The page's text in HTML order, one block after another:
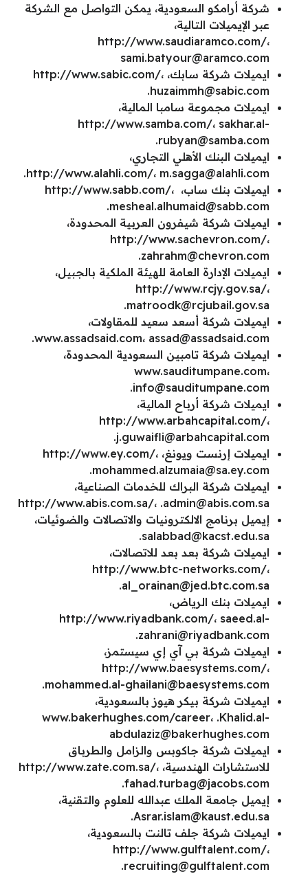
شركة أرامكو السعودية، يمكن التواصل مع الشركة
عبر الإيميلات التالية،
http://www.saudiaramco.com/،
sami.batyour@aramco.com
ايميلات شركة سابك، http://www.sabic.com/،
huzaimmh@sabic.com
.
ايميلات مجموعة سامبا المالية،
http://www.samba.com/، sakhar.al-
rubyan@samba.com
.
ايميلات البنك الأهلي التجاري،
http://www.alahli.com/، m.sagga@alahli.com
.
ايميلات بنك ساب، http://www.sabb.com/،
mesheal.alhumaid@sabb.com
.
ايميلات شركة شيفرون العربية المحدودة،
http://www.sachevron.com/،
zahrahm@chevron.com
.
ايميلات الإدارة العامة للهيئة الملكية بالجبيل،
http://www.rcjy.gov.sa/،
matroodk@rcjubail.gov.sa
.
ايميلات شركة أسعد سعيد للمقاولات،
www.assadsaid.com، assad@assadsaid.com
.
ايميلات شركة تامبين السعودية المحدودة،
www.sauditumpane.com،
info@sauditumpane.com
.
ايميلات شركة أرباح المالية،
http://www.arbahcapital.com/،
j.guwaifli@arbahcapital.com
.
ايميلات إرنست ويونغ، http://www.ey.com/،
mohammed.alzumaia@sa.ey.com
.
ايميلات شركة البراك للخدمات الصناعية،
http://www.abis.com.sa/، .admin@abis.com.sa
إيميل برنامج الالكترونيات والاتصالات والضوئيات،
salabbad@kacst.edu.sa
.
ايميلات شركة بعد بعد للاتصالات،
http://www.btc-networks.com/،
al_orainan@jed.btc.com.sa
.
ايميلات بنك الرياض،
http://www.riyadbank.com/، saeed.al-
zahrani@riyadbank.com
.
ايميلات شركة بي آي إي سيستمز،
http://www.baesystems.com/،
.mohammed.al-ghailani@baesystems.com
ايميلات شركة بيكر هيوز بالسعودية،
www.bakerhughes.com/career، .Khalid.al-
abdulaziz@bakerhughes.com
ايميلات شركة جاكوبس والزامل والطرباق
للاستشارات الهندسية، http://www.zate.com.sa/،
fahad.turbag@jacobs.com
.
إيميل جامعة الملك عبدالله للعلوم والتقنية،
Asrar.islam@kaust.edu.sa
.
ايميلات شركة جلف تالنت بالسعودية،
http://www.gulftalent.com/،
recruiting@gulftalent.com
.